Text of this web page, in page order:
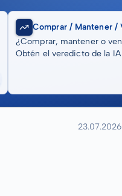
Comprar / Mantener /
¿Comprar, mantener o
Obtén el veredicto de la IA
23.07.2026